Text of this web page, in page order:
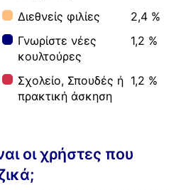
Διεθνείς φιλίες
2,4 %
Γνωρίστε νέες
κουλτούρες
1,2 %
Σχολείο, Σπουδές ή
πρακτική άσκηση
1,2 %
οι χρήστες που